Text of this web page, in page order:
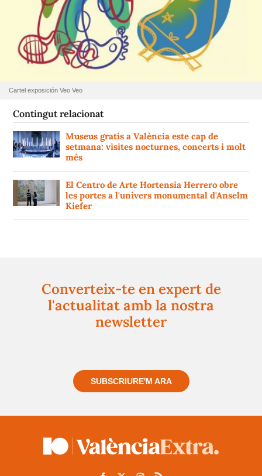
Cartel exposición Veo Veo
Contingut relacionat
Museus gratis a València este cap de
setmana: visites nocturnes, concerts i molt
més
El Centro de Arte Hortensia Herrero obre
les portes a l'univers monumental d'Anselm
Kiefer
Converteix-te en expert de
l'actualitat amb la nostra
newsletter
SUBSCRIURE'M ARA